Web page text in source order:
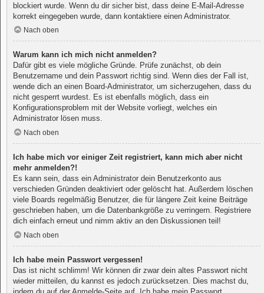
blockiert wurde. Wenn du dir sicher bist, dass deine E-Mail-Adresse
korrekt eingegeben wurde, dann kontaktiere einen Administrator.
Nach oben
Warum kann ich mich nicht anmelden?
Dafür gibt es viele mögliche Gründe. Prüfe zunächst, ob dein
Benutzername und dein Passwort richtig sind. Wenn dies der Fall ist,
wende dich an einen Board-Administrator, um sicherzugehen, dass du
nicht gesperrt wurdest. Es ist ebenfalls möglich, dass ein
Konfigurationsproblem mit der Website vorliegt, welches ein
Administrator lösen muss.
Nach oben
Ich habe mich vor einiger Zeit registriert, kann mich aber nicht
mehr anmelden?!
Es kann sein, dass ein Administrator dein Benutzerkonto aus
verschieden Gründen deaktiviert oder gelöscht hat. Außerdem löschen
viele Boards regelmäßig Benutzer, die für längere Zeit keine Beiträge
geschrieben haben, um die Datenbankgröße zu verringern. Registriere
dich einfach erneut und nimm aktiv an den Diskussionen teil!
Nach oben
Ich habe mein Passwort vergessen!
Das ist nicht schlimm! Wir können dir zwar dein altes Passwort nicht
wieder mitteilen, du kannst es jedoch zurücksetzen. Dies machst du,